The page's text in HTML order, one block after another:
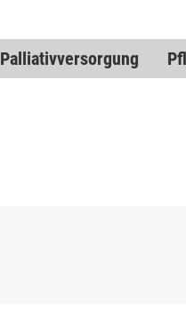
Palliativversorgung